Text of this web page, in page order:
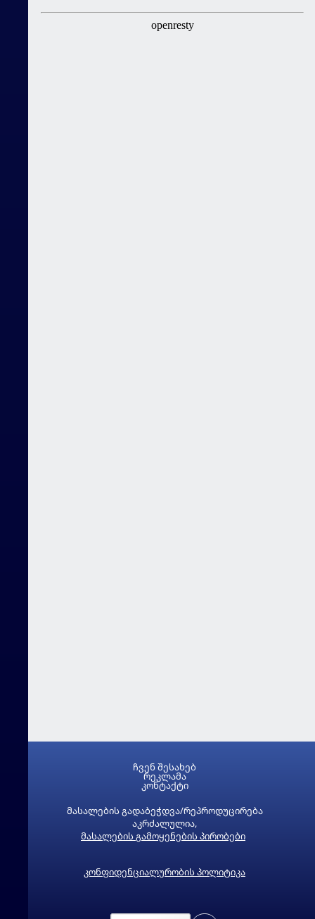
მასალების გადაბეჭდვა/რეპროდუცირება
აკრძალულია,
მასალების გამოყენების პირობები
კონფიდენციალურობის პოლიტიკა
ჩვენ შესახებ
რეკლამა
კონტაქტი